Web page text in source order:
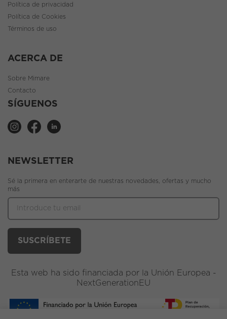
Política de privacidad
Política de Cookies
Términos de uso
ACERCA DE
Sobre Mimare
Contacto
SÍGUENOS
NEWSLETTER
Sé la primera en enterarte de nuestras novedades, ofertas y mucho
más
Esta web ha sido financiada por la Unión Europea -
NextGenerationEU